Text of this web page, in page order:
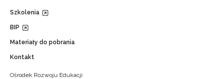
Szkolenia
BIP
Materiały do pobrania
Kontakt
Ośrodek Rozwoju Edukacji